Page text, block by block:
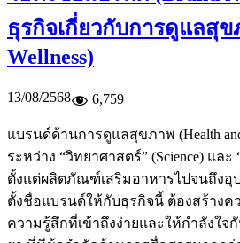
ธุรกิจเกี่ยวกับการดูแลสุข
Wellness)
13/08/2568 6,759
แบรนด์ด้านการดูแลสุขภาพ (Health
ระหว่าง “วิทยาศาสตร์” (Science) และ
ตั้งแต่ผลิตภัณฑ์เสริมอาหารไปจนถึงอุ
ตั้งชื่อแบรนด์ให้กับธุรกิจนี้ ต้องสร้าง
ความรู้สึกที่เข้าถึงง่ายและให้กำลังใ